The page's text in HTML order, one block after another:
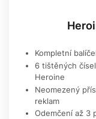
Kompletní
6 tištěných
Heroine
Neomezený
reklam
Odemčení až 3